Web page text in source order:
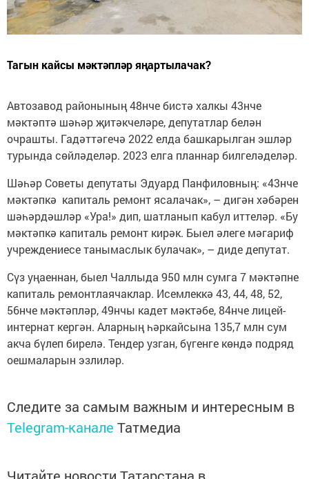
Тагын кайсы мәктәпләр яңартылачак?
Автозавод районының 48нче бистә халкы 43нче
мәктәптә шәһәр җитәкчеләре, депутатлар белән
очрашты. Гадәттәгечә 2022 елда башкарылган эшләр
турында сөйләделәр. 2023 елга планнар билгеләделәр.
Шәһәр Советы депутаты Эдуард Панфиловның: «43нче
мәктәпкә капиталь ремонт ясалачак», – дигән хәбәрен
шәһәрдәшләр «Ура!» дип, шатланып кабул иттеләр. «Бу
мәктәпкә капиталь ремонт кирәк. Быел әлеге мәгариф
учреждениесе танымаслык булачак», – диде депутат.
Сүз уңаеннан, быел Чаллыда 950 млн сумга 7 мәктәпне
капиталь ремонтлаячаклар. Исемлеккә 43, 44, 48, 52,
56нче мәктәпләр, 49нчы кадет мәктәбе, 84нче лицей-
интернат кергән. Аларның һәркайсына 135,7 млн сум
акча бүлеп бирелә. Тендер узган, бүгенге көндә подряд
оешмаларын эзлиләр.
Следите за самым важным и интересным в
Telegram-канале Татмедиа